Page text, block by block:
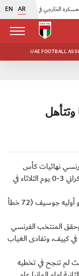
EN AR
اتحاد الكرة يُنظم ورشة عمل للمراقبين المعتمدين |
UAE FOOTBALL
وتتأهل
الفرنسي نهائيات كأس
العالم البرازيل 2014 FIFA بفوزه على ضيفه الأوكراني 3-0 يوم الثلاثاء في
وسجل مامادو ساكو (22) و كريم بنزيمة (34) و أوليه جوسيف (72 خطأ
0 ذهابا في كييف. وحقق المنتخب الفرنسي
في كييف، وتفادى الغياب
لم تنجح في تخطيه